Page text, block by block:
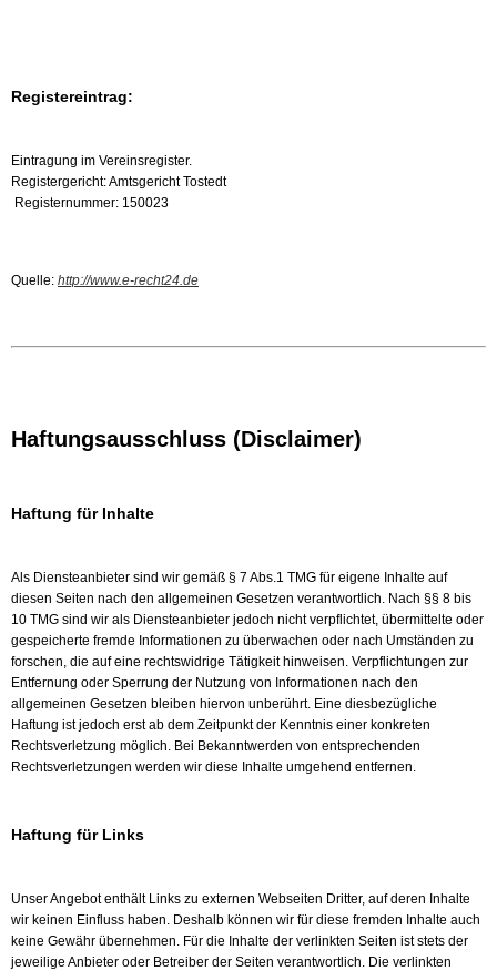
Stellenanzeigen
Kontakt
Datenschutzerklärung
Registereintrag:
Eintragung im Vereinsregister.
Registergericht: Amtsgericht Tostedt
Registernummer: 150023
Quelle: http://www.e-recht24.de
Haftungsausschluss (Disclaimer)
Haftung für Inhalte
Als Diensteanbieter sind wir gemäß § 7 Abs.1 TMG für eigene Inhalte auf
diesen Seiten nach den allgemeinen Gesetzen verantwortlich. Nach §§ 8 bis
10 TMG sind wir als Diensteanbieter jedoch nicht verpflichtet, übermittelte oder
gespeicherte fremde Informationen zu überwachen oder nach Umständen zu
forschen, die auf eine rechtswidrige Tätigkeit hinweisen. Verpflichtungen zur
Entfernung oder Sperrung der Nutzung von Informationen nach den
allgemeinen Gesetzen bleiben hiervon unberührt. Eine diesbezügliche
Haftung ist jedoch erst ab dem Zeitpunkt der Kenntnis einer konkreten
Rechtsverletzung möglich. Bei Bekanntwerden von entsprechenden
Rechtsverletzungen werden wir diese Inhalte umgehend entfernen.
Haftung für Links
Unser Angebot enthält Links zu externen Webseiten Dritter, auf deren Inhalte
wir keinen Einfluss haben. Deshalb können wir für diese fremden Inhalte auch
keine Gewähr übernehmen. Für die Inhalte der verlinkten Seiten ist stets der
jeweilige Anbieter oder Betreiber der Seiten verantwortlich. Die verlinkten